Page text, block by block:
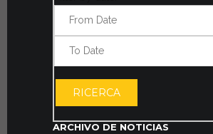
RICERCA
ARCHIVO DE NOTICIAS